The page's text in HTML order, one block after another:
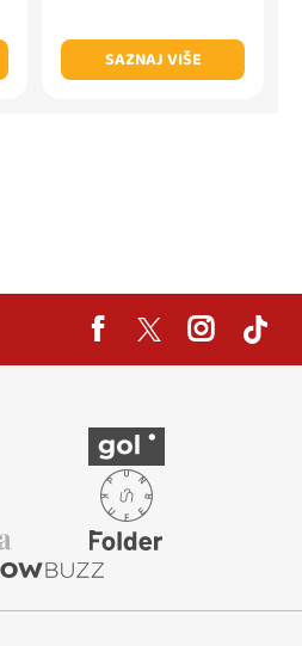
SAZNAJ VIŠE